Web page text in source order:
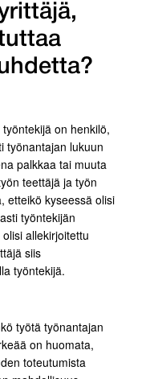
on henkilö,
työnantajan lukuun
palkkaa tai muuta
teettäjä ja työn
etteikö kyseessä olisi
työntekijän
allekirjoitettu
siis
työntekijä.
työtä työnantajan
on huomata,
toteutumista